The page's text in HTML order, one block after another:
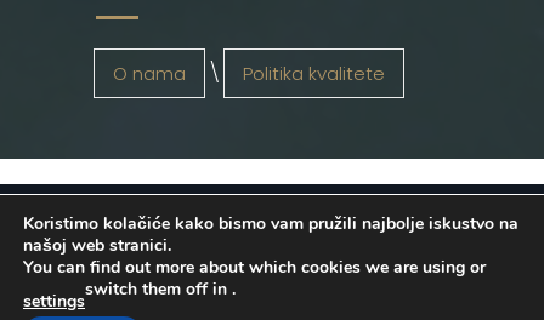
O nama Politika kvalitete
OSATINA GRUPA d.o.o. 2026
. Configured
byINFOS Osijek. Sva prava pridržana.
Koristimo kolačiće kako bismo vam pružili najbolje iskustvo na
našoj web stranici.
You can find out more about which cookies we are using or
switch them off in
settings
.